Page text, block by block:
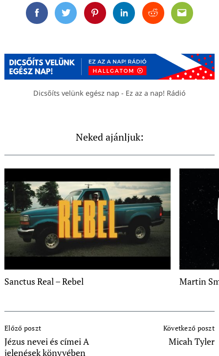
FacebookTwitterPinterestLinkedinRedditEmail
Dicsőíts velünk egész nap - Ez az a nap! Rádió
Neked ajánljuk:
Sanctus Real – Rebel Martin
Navigation
Előző poszt
Jézus nevei és címei A
jelenések könyvében
Következő poszt
Micah Tyler